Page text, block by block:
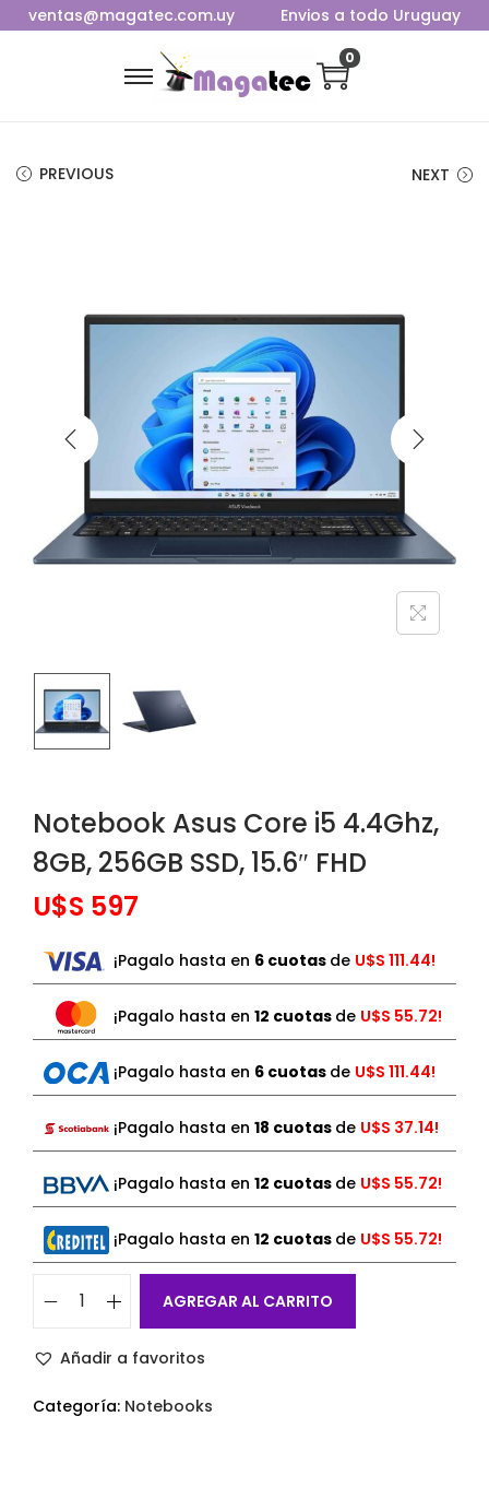
ventas@magatec.com.uy Envios a todo Uruguay
0
PREVIOUS NEXT
Notebook Asus Core i5 4.4Ghz,
8GB, 256GB SSD, 15.6″ FHD
U$S 597
¡Pagalo hasta en 6 cuotas de U$S 111.44!
¡Pagalo hasta en 12 cuotas de U$S 55.72!
¡Pagalo hasta en 6 cuotas de U$S 111.44!
¡Pagalo hasta en 18 cuotas de U$S 37.14!
¡Pagalo hasta en 12 cuotas de U$S 55.72!
¡Pagalo hasta en 12 cuotas de U$S 55.72!
AGREGAR AL CARRITO
Añadir a favoritos
Categoría: Notebooks